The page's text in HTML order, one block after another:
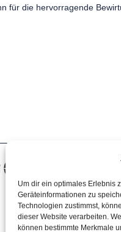
Um dir ein optimales Erlebnis
Geräteinformationen zu
Technologien zustimmst,
dieser Website verarbeiten.
können bestimmte Merkmale
für die hervorragende